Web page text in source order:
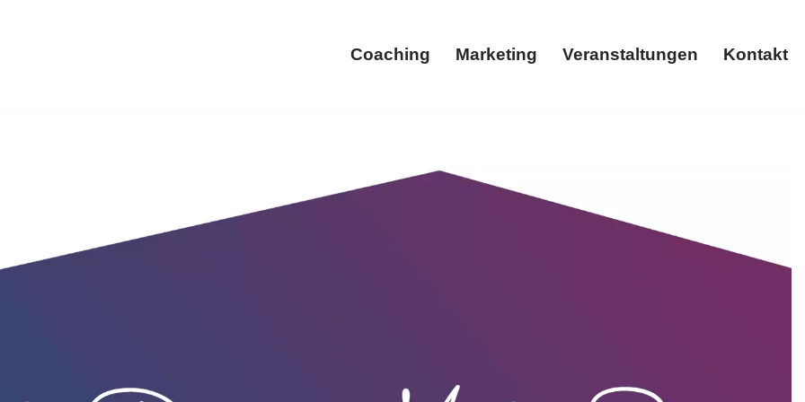
Coaching Marketing Veranstaltungen Kontakt